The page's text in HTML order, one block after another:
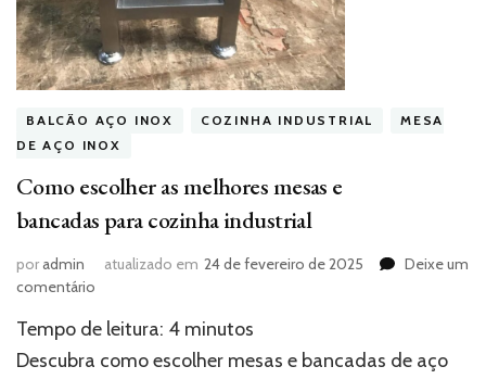
BALCÃO AÇO INOX COZINHA INDUSTRIAL
MESA
DE AÇO INOX
Como escolher as melhores mesas e
bancadas para cozinha industrial
poradmin atualizado em 24 de fevereiro de 2025
Deixe um
comentário
escolher
as
Tempo de leitura: 4 minutos
Descubra como escolher mesas e bancadas de aço